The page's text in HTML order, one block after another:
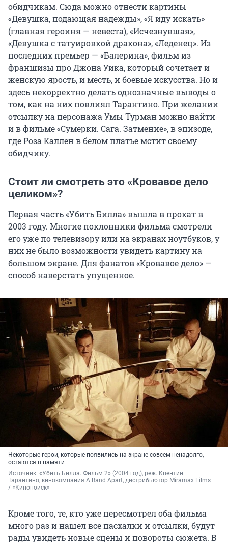
обидчикам. Сюда можно отнести картины
«Девушка, подающая надежды», «Я иду искать»
(главная героиня — невеста), «Исчезнувшая»,
«Девушка с татуировкой дракона», «Леденец». Из
последних премьер — «Балерина», фильм из
франшизы про Джона Уика, который сочетает и
женскую ярость, и месть, и боевые искусства. Но и
здесь некорректно делать однозначные выводы о
том, как на них повлиял Тарантино. При желании
отсылку на персонажа Умы Турман можно найти
и в фильме «Сумерки. Сага. Затмение», в эпизоде,
где Роза Каллен в белом платье мстит своему
обидчику.
Стоит ли смотреть это «Кровавое дело
целиком»?
Первая часть «Убить Билла» вышла в прокат в
2003 году. Многие поклонники фильма смотрели
его уже по телевизору или на экранах ноутбуков, у
них не было возможности увидеть картину на
большом экране. Для фанатов «Кровавое дело» —
способ наверстать упущенное.
Некоторые герои, которые появились на экране совсем ненадолго,
остаются в памяти
Источник: «Убить Билла. Фильм 2» (2004 год), реж. Квентин
Тарантино, кинокомпания A Band Apart, дистрибьютор Miramax Films
/ «Кинопоиск»
Кроме того, те, кто уже пересмотрел оба фильма
много раз и нашел все пасхалки и отсылки, будут
рады увидеть новые сцены и повороты сюжета. В